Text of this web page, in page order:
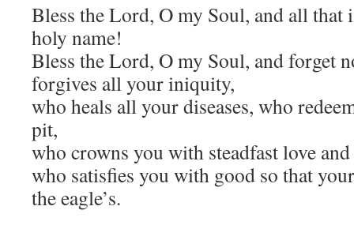
Bless the Lord, O my Soul, and all that
holy name!
Bless the Lord, O my Soul, and forget
forgives all your iniquity,
who heals all your diseases, who
pit,
who crowns you with steadfast love
who satisfies you with good so that
the eagle’s.